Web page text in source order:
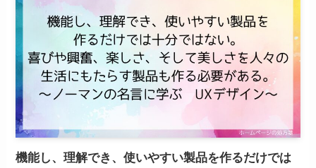
機能し、理解でき、使いやすい製品を作るだけでは